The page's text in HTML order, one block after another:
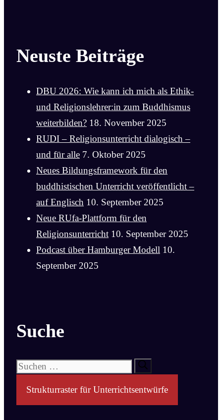
Neuste Beiträge
DBU 2026: Wie kann ich mich als Ethik-
und Religionslehrer:in zum Buddhismus
weiterbilden? 18. November 2025
RUDI – Religionsunterricht dialogisch –
und für alle 7. Oktober 2025
Neues Bildungsframework für den
buddhistischen Unterricht veröffentlicht –
auf Englisch 10. September 2025
Neue RUfa-Plattform für den
Religionsunterricht 10. September 2025
Podcast über Hamburger Modell 10.
September 2025
Suche
Suchen
Strukturraster für Unterrichtsentwürfe